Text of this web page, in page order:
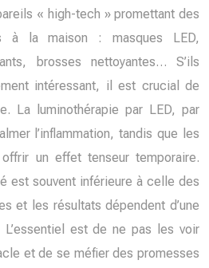
« high-tech » promettant des
à la maison : masques LED,
brosses nettoyantes… S’ils
intéressant, il est crucial de
La luminothérapie par LED, par
l’inflammation, tandis que les
un effet tenseur temporaire.
est souvent inférieure à celle des
et les résultats dépendent d’une
est de ne pas les voir
et de se méfier des promesses